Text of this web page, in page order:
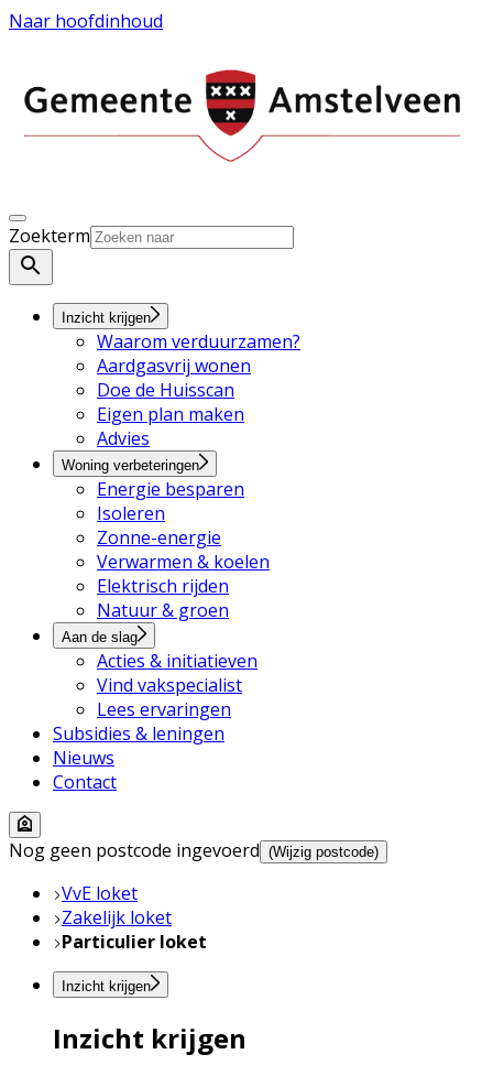
Naar hoofdinhoud
Zoekterm
Inzicht krijgen
Waarom verduurzamen?
Aardgasvrij wonen
Doe de Huisscan
Eigen plan maken
Advies
Woning verbeteringen
Energie besparen
Isoleren
Zonne-energie
Verwarmen & koelen
Elektrisch rijden
Natuur & groen
Aan de slag
Acties & initiatieven
Vind vakspecialist
Lees ervaringen
Subsidies & leningen
Nieuws
Contact
Nog geen postcode ingevoerd (Wijzig postcode)
VvE loket
Zakelijk loket
Particulier loket
Inzicht krijgen
Inzicht krijgen